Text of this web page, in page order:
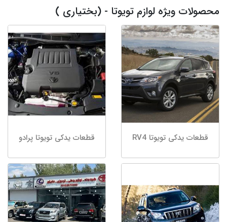
محصولات ویژه لوازم تویوتا - (بختیاری )
قطعات یدکی تویوتا RV4 قطعات یدکی تویوتا پرادو